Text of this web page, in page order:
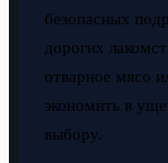
безопасных
дорогих
отварное мясо
экономить в
выбору.